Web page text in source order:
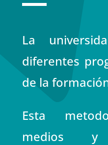
La
diferentes
de la
Esta
medios y